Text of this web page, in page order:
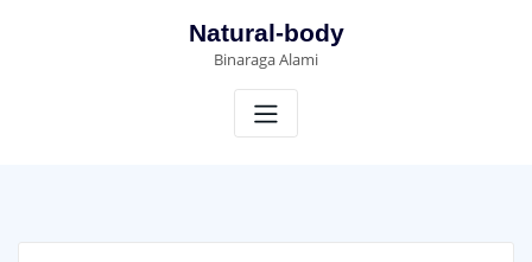
Natural-body
Binaraga Alami